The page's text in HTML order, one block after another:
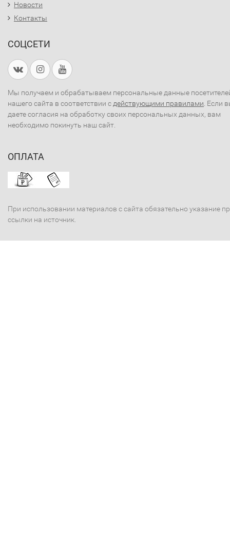
Новости
Контакты
СОЦСЕТИ
Мы получаем и обрабатываем персональные данные
нашего сайта в соответствии с действующими правилами . Если
даете согласия на обработку своих персональных данных, вам
необходимо покинуть наш сайт.
ОПЛАТА
При использовании материалов с сайта обязательно указание
ссылки на источник.